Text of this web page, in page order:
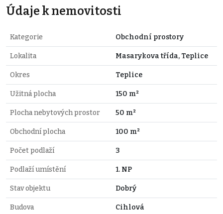
Údaje k nemovitosti
Kategorie Obchodní prostory
Lokalita Masarykova třída, Teplice
Okres Teplice
Užitná plocha 150 m²
Plocha nebytových prostor 50 m²
Obchodní plocha 100 m²
Počet podlaží 3
Podlaží umístění 1. NP
Stav objektu Dobrý
Budova Cihlová